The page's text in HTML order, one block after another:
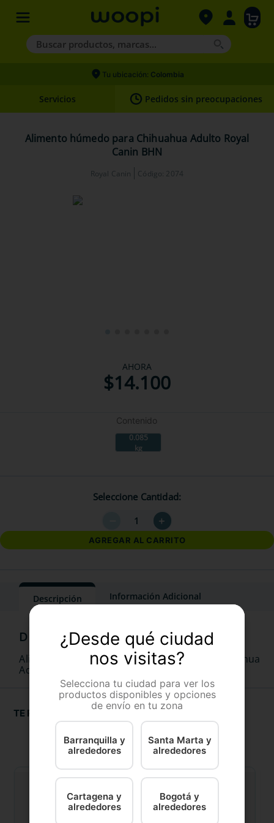
Buscar productos, marcas...
Términos más buscados
2.
hills
3.
nexgard
Tu ubicación: Colombia
Servicios Pedidos sin preocupaciones
Alimento húmedo para Chihuahua Adulto Royal
Canin BHN
Royal Canin Código: 2074
AHORA
$14.100
Contenido
0.085
kg
Seleccione Cantidad
＋
AGREGAR AL CARRITO
Descripción Información Adicional
Alimento húmedo específico para Chihuahua
Adulto a partir de los 8 meses de edad.
TE RECOMENDAMOS
¿Desde qué ciudad
nos visitas?
Selecciona tu ciudad para ver los
productos disponibles y opciones
de envío en tu zona
Barranquilla y
alrededores
Santa Marta y
alrededores
Cartagena y
alrededores
Bogotá y
alrededores